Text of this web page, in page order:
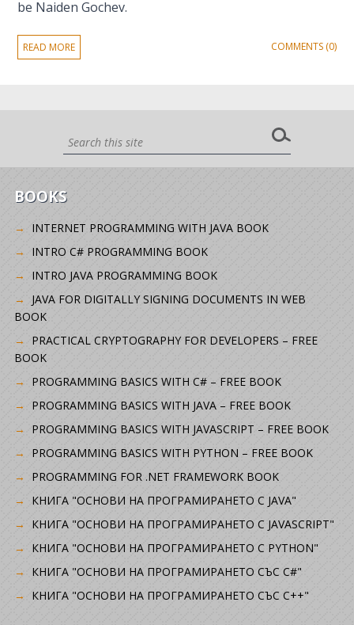
be Naiden Gochev.
READ MORE COMMENTS (0)
BOOKS
INTERNET PROGRAMMING WITH JAVA BOOK
INTRO C# PROGRAMMING BOOK
INTRO JAVA PROGRAMMING BOOK
JAVA FOR DIGITALLY SIGNING DOCUMENTS IN WEB
BOOK
PRACTICAL CRYPTOGRAPHY FOR DEVELOPERS – FREE
BOOK
PROGRAMMING BASICS WITH C# – FREE BOOK
PROGRAMMING BASICS WITH JAVA – FREE BOOK
PROGRAMMING BASICS WITH JAVASCRIPT – FREE BOOK
PROGRAMMING BASICS WITH PYTHON – FREE BOOK
PROGRAMMING FOR .NET FRAMEWORK BOOK
КНИГА "ОСНОВИ НА ПРОГРАМИРАНЕТО С JAVA"
КНИГА "ОСНОВИ НА ПРОГРАМИРАНЕТО С JAVASCRIPT"
КНИГА "ОСНОВИ НА ПРОГРАМИРАНЕТО С PYTHON"
КНИГА "ОСНОВИ НА ПРОГРАМИРАНЕТО СЪС C#"
КНИГА "ОСНОВИ НА ПРОГРАМИРАНЕТО СЪС C++"